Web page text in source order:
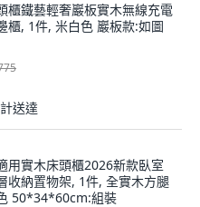
櫃鐵藝輕奢巖板實木無線充電
櫃, 1件, 米白色 巖板款:如圖
送達
用實木床頭櫃2026新款臥室
收納置物架, 1件, 全實木方腿
50*34*60cm:組裝